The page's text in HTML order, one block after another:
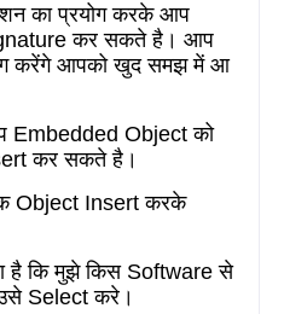
का प्रयोग करके आप
कर सकते है। आप
करेंगे आपको खुद समझ में आ
Embedded Objectको
कर सकते है।
Object Insertकरके
है कि मुझे किस Softwareसे
Selectकरे।